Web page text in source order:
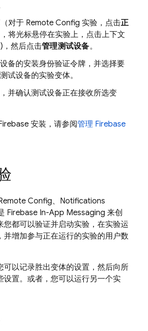
（对于 Remote Config 实验，点击正
将光标悬停在实验上，点击上下文
)，然后点击管理测试设备。
备的安装身份验证令牌，并选择要
试设备的实验变体。
并确认测试设备正在接收所选变
安装，请参阅管理 Firebase
Config、Notifications
Firebase In-App Messaging 来创
您都可以验证并启动实验，在实验运
并增加参与正在运行的实验的用户数
可以记录胜出变体的设置，然后向所
设置。或者，您可以运行另一个实